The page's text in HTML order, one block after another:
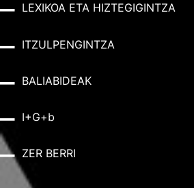
LEXIKOA ETA HIZTEGIGINTZA
ITZULPENGINTZA
BALIABIDEAK
I+G+b
ZER BERRI